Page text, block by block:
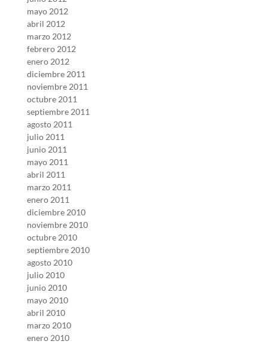
mayo 2012
abril 2012
marzo 2012
febrero 2012
enero 2012
diciembre 2011
noviembre 2011
octubre 2011
septiembre 2011
agosto 2011
julio 2011
junio 2011
mayo 2011
abril 2011
marzo 2011
enero 2011
diciembre 2010
noviembre 2010
octubre 2010
septiembre 2010
agosto 2010
julio 2010
junio 2010
mayo 2010
abril 2010
marzo 2010
enero 2010